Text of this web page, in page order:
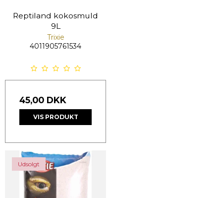
Reptiland kokosmuld
9L
Trixie
4011905761534
45,00 DKK
VIS PRODUKT
Udsolgt